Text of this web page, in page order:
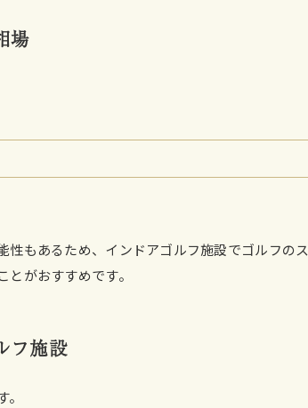
場
もあるため、インドアゴルフ施設でゴルフのス
がおすすめです。
フ施設